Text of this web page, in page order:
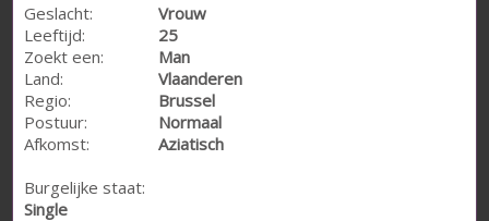
Geslacht:
Vrouw
Leeftijd:
25
Zoekt een:
Man
Land:
Vlaanderen
Regio:
Brussel
Postuur:
Normaal
Afkomst:
Aziatisch
Burgelijke staat:
Single